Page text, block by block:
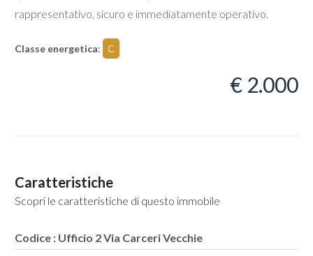
rappresentativo, sicuro e immediatamente operativo.
Classe energetica: C
€ 2.000
Caratteristiche
Scopri le caratteristiche di questo immobile
Codice : Ufficio 2 Via Carceri Vecchie
minimi